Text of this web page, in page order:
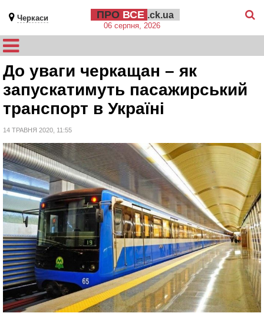
Черкаси ПРО ВСЕ .ck.ua
06 серпня, 2026
До уваги черкащан – як
запускатимуть пасажирський
транспорт в Україні
14 ТРАВНЯ 2020, 11:55